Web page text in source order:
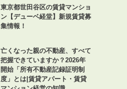
東京都世田谷区の賃貸マンショ
ン【デューベ経堂】新規賃貸募
集情報！
亡くなった親の不動産、すべて
把握できていますか？2026年
開始「所有不動産記録証明制
度」とは|賃貸アパート・賃貸